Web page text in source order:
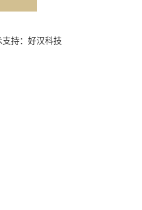
支持：好汉科技